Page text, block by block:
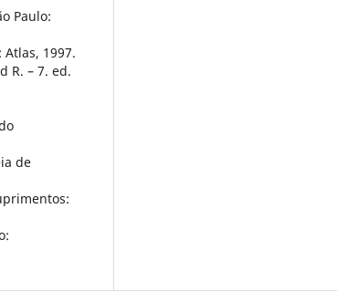
Paulo:
Atlas, 1997.
R. – 7. ed.
de